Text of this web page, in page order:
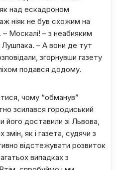
над ескадроном
ніяк не був схожим на
Москалі! – з неабияким
– А вони де тут
згорнувши газету
подався додому.
чому “обманув”
зсилався городиський
доставили зі Львова,
змін, як і газета, судячи з
відстежувати розвиток
випадках з